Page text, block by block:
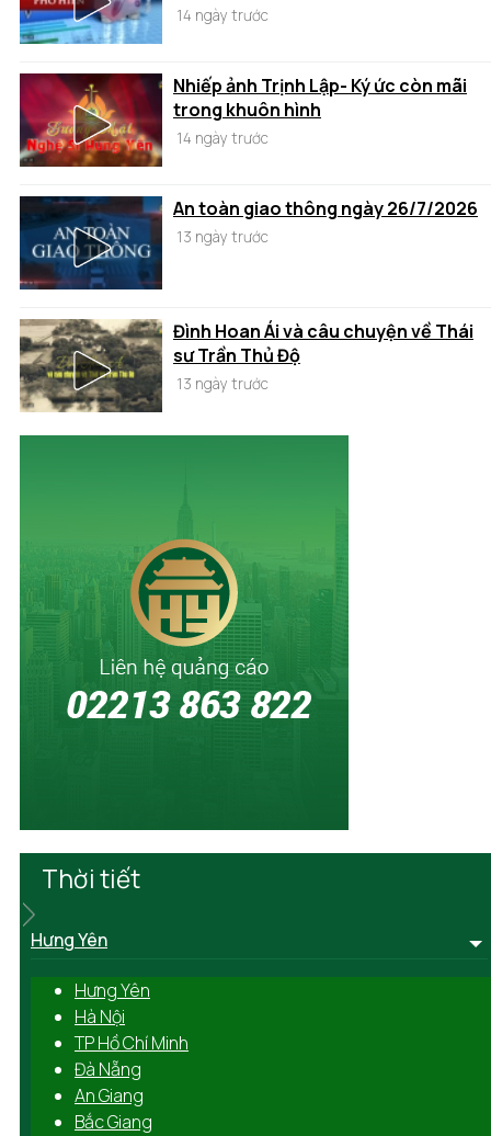
14 ngày trước
Nhiếp ảnh Trịnh Lập- Ký ức còn mãi
trong khuôn hình
14 ngày trước
An toàn giao thông ngày 26/7/2026
13 ngày trước
Đình Hoan Ái và câu chuyện về Thái
sư Trần Thủ Độ
13 ngày trước
Thời tiết
Hưng Yên
Hưng Yên
Hà Nội
TP Hồ Chí Minh
Đà Nẵng
An Giang
Bắc Giang